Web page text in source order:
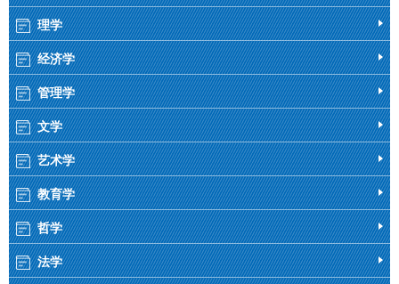
理学
经济学
管理学
文学
艺术学
教育学
哲学
法学